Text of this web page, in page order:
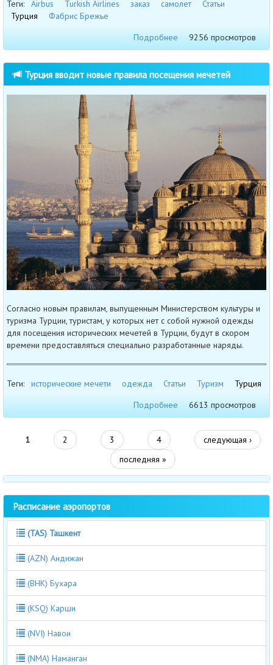
Теги: Airbus Turkish Airlines заказ самолет
Статьи
Турция
Фабрис Брежье
Подробнее
9256 просмотров
Турция вводит новые правила посещения мечетей
Согласно новым правилам, выпущенным Министерством культуры и
туризма Турции, туристам, у которых нет с собой нужной одежды
для посещения исторических мечетей в Турции, будут в скором
времени предоставляться специально разработанные наряды.
Теги: исторические мечети одежда Статьи Туризм
Турция
Подробнее
6613 просмотров
1 2 3 4
следующая ›
последняя »
Расписание аэропортов
(TAS) Ташкент
(AZN) Андижан
(BHK) Бухара
(KSQ) Карши
(NVI) Навои
(NMA) Наманган